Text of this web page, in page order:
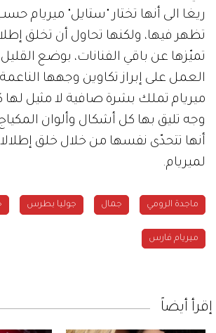
ريغا الى أنها تختار "ستايل" ميريام
تظهر فيها، ولكنها تحاول أن تخلق
تميّزها عن باقي الفنانات، بوضع
العمل على إبراز تكاوين وجهها
ميريام تملك بشرة صافية لا مثيل
وجه تليق بها كل أشكال وألوان
أنها تتحدّى نفسها من خلال خلق
لميريام.
ماجدة الرومي جمال جوليا بطرس
ميريام فارس
إقرأ أيضاً